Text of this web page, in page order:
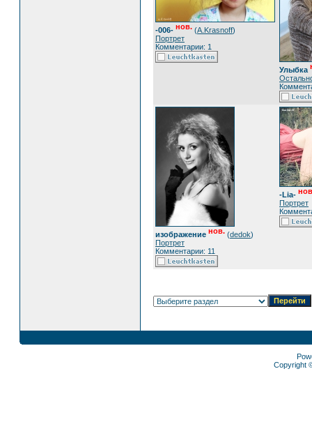
-006- нов. (A.Krasnoff)
Портрет
Комментарии: 1
Улыбка
изображение нов. (dedok)
Портрет
Комментарии: 11
-Lia-
Портрет
Copyright